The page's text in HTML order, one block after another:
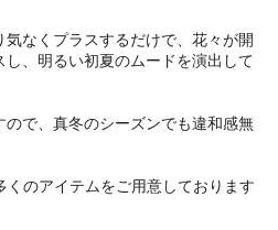
なくプラスするだけで、花々が開
、明るい初夏のムードを演出して
で、真冬のシーズンでも違和感無
のアイテムをご用意しております